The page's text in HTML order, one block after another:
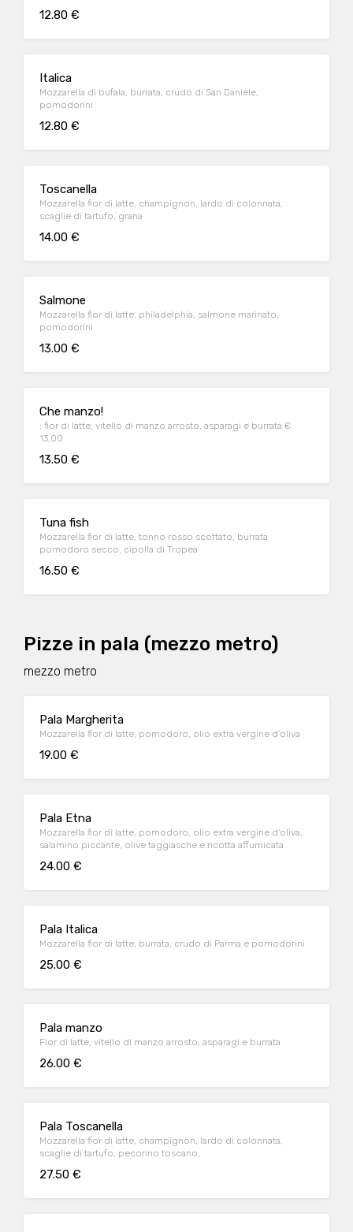
12.80 €
Italica
Mozzarella di bufala, burrata, crudo di San Daniele,
pomodorini
12.80 €
Toscanella
Mozzarella fior di latte, champignon, lardo di colonnata,
scaglie di tartufo, grana
14.00 €
Salmone
Mozzarella fior di latte, philadelphia, salmone marinato,
pomodorini
13.00 €
Che manzo!
: fior di latte, vitello di manzo arrosto, asparagi e burrata €
13,00
13.50 €
Tuna fish
Mozzarella fior di latte, tonno rosso scottato, burrata
pomodoro secco, cipolla di Tropea
16.50 €
Pizze in pala (mezzo metro)
mezzo metro
Pala Margherita
Mozzarella fior di latte, pomodoro, olio extra vergine d’oliva
19.00 €
Pala Etna
Mozzarella fior di latte, pomodoro, olio extra vergine d’oliva,
salamino piccante, olive taggiasche e ricotta affumicata
24.00 €
Pala Italica
Mozzarella fior di latte, burrata, crudo di Parma e pomodorini
25.00 €
Pala manzo
Fior di latte, vitello di manzo arrosto, asparagi e burrata
26.00 €
Pala Toscanella
Mozzarella fior di latte, champignon, lardo di colonnata,
scaglie di tartufo, pecorino toscano,
27.50 €